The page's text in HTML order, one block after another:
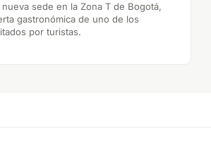
sede en la Zona T de Bogotá,
gastronómica de uno de los
por turistas.